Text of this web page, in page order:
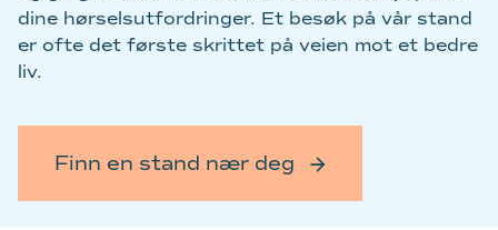
dine hørselsutfordringer. Et besøk på vår stand
er ofte det første skrittet på veien mot et bedre
liv.
Finn en stand nær deg